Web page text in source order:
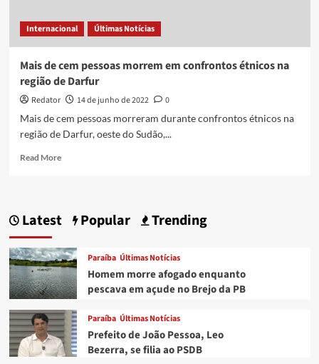
em
Internacional Últimas Notícias
Mais de cem pessoas morrem em confrontos étnicos na
região de Darfur
Redator 14 de junho de 2022
0
Mais de cem pessoas morreram durante confrontos étnicos na
região de Darfur, oeste do Sudão,...
Read MoreRead
cem
morrem
em
confrontos
étnicos
região
de
Darfur
Latest Popular Trending
Paraíba Últimas Notícias
Homem morre afogado enquanto
pescava em açude no Brejo da PB
Paraíba Últimas Notícias
Prefeito de João Pessoa, Leo
Bezerra, se filia ao PSDB